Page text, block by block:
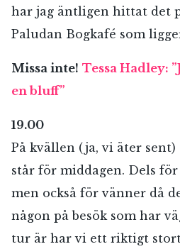
har jag äntligen hittat det
Paludan Bogkafé som
Missa inte! Tessa Hadley:
en bluff”
19.00
På kvällen (ja, vi äter
står för middagen. Dels
men också för vänner då
någon på besök som har
tur är har vi ett riktigt